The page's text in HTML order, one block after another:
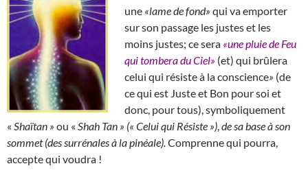
une «lame de fond» qui va emporter
sur son passage les justes et les
moins justes; ce sera «une pluie de Feu
qui tombera du Ciel» (et) qui brûlera
celui qui résiste à la conscience» (de
ce qui est Juste et Bon pour soi et
donc, pour tous), symboliquement
« Shaïtan » ou « Shah Tan » (« Celui qui Résiste ») de sa base à son
sommet (des surrénales à la pinéale). Comprenne qui pourra,
accepte qui voudra !